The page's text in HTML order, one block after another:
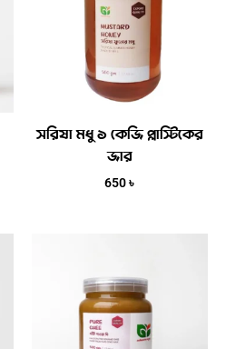
সরিষা মধু ১ কেজি প্লাস্টিকের
জার
650৳